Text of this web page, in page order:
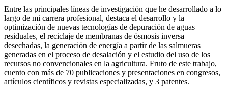
Entre las principales líneas de investigación que he desarrollado a lo
largo de mi carrera profesional, destaca el desarrollo y la
optimización de nuevas tecnologías de depuración de aguas
residuales, el reciclaje de membranas de ósmosis inversa
desechadas, la generación de energía a partir de las salmueras
generadas en el proceso de desalación y el estudio del uso de los
recursos no convencionales en la agricultura. Fruto de este trabajo,
cuento con más de 70 publicaciones y presentaciones en congresos,
artículos científicos y revistas especializadas, y 3 patentes.